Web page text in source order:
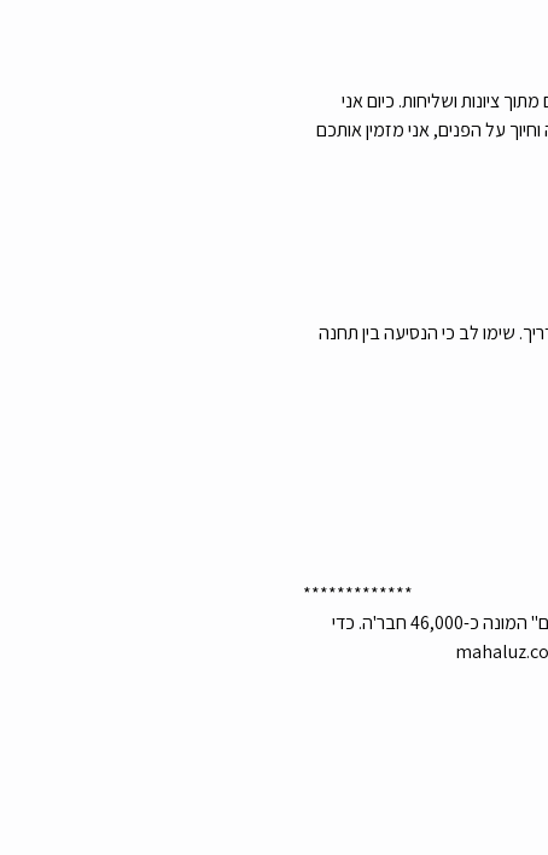
תרשמו ונתראה.מי מדריך? היי חברים, שמי דן הירש, עליתי לארץ ממכסיקו לפני 10 שנים מתוך ציונות ושליחות. כיום אני
על הפנים, אני מזמין אותכם
שימו לב כי הנסיעה בין תחנה
*************
מי אנחנו? מה הלו"ז מארגנים כ-10 אירועים לצעירים מדי חודש בשיתוף עם קבוצת הפייסבוק "צעירי רמת גן גבעתיים" המונה כ-46,000 חבר'ה. כדי